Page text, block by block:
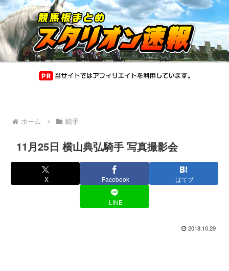
ホーム 騎手
11月25日 横山典弘騎手 写真撮影会
X Facebook はてブ
LINE
2018.10.29